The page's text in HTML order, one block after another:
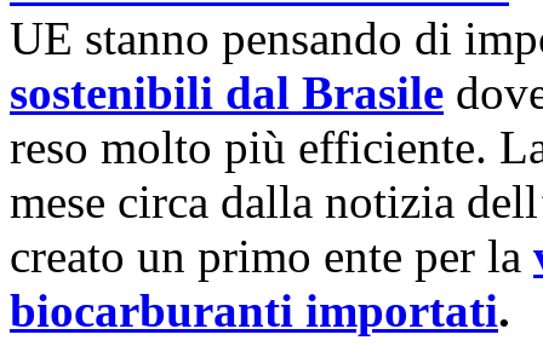
UE stanno pensando di
sostenibili dal Brasile
reso molto più efficiente.
mese circa dalla notizia
creato un primo ente per la
biocarburanti importati.